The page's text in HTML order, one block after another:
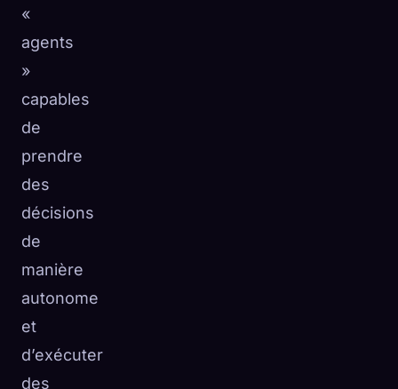
«
agents
»
capables
de
prendre
des
décisions
de
manière
autonome
et
d’exécuter
des